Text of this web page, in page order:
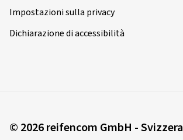
Impostazioni sulla privacy
Dichiarazione di accessibilità
© 2026 reifencom GmbH - Svizzera